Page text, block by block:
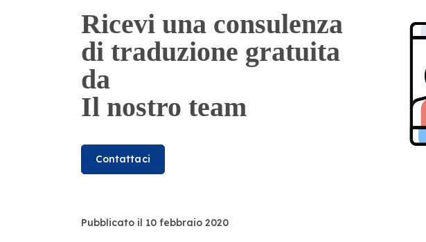
Ricevi una consulenza
di traduzione gratuita
da
Il nostro team
Contattaci
Pubblicato il 10 febbraio 2020